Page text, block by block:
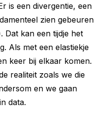
is een divergentie, een
zien gebeuren
kan een tijdje het
Als met een elastiekje
keer bij elkaar komen.
realiteit zoals we die
en we gaan
data.